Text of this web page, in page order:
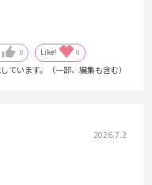
0 Like! 0
います。（一部、編集も含む）
2026.7.2